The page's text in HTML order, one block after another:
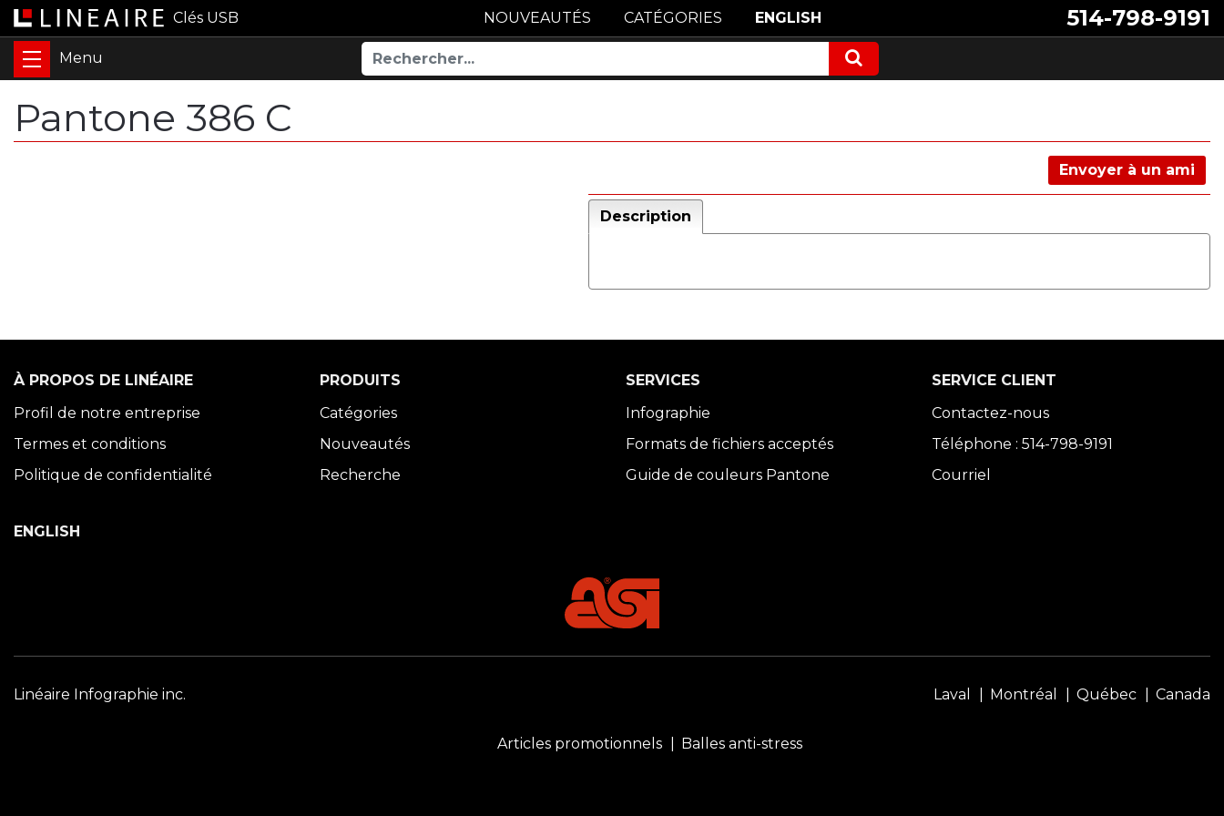
Clés USB 514-798-9191
NOUVEAUTÉS CATÉGORIES ENGLISH
Pantone 386 C
Envoyer à un ami
Description
À PROPOS DE LINÉAIRE
Profil de notre entreprise
Termes et conditions
Politique de confidentialité
PRODUITS
Catégories
Nouveautés
Recherche
SERVICES
Infographie
Formats de fichiers acceptés
Guide de couleurs Pantone
SERVICE CLIENT
Contactez-nous
Téléphone : 514-798-9191
Courriel
ENGLISH
Linéaire Infographie inc. Laval Montréal Québec Canada
Articles promotionnels Balles anti-stress